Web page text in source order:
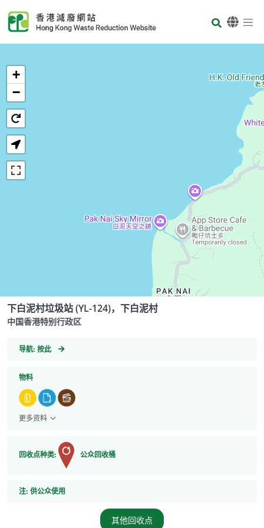
Body
+
−
下白泥村垃圾站 (YL-124)，下白泥村
中国香港特别行政区
导航: GeoCoordinates
按此
物料
更多资料
回收点种类: 公众回收桶
注: 注
供公众使用
其他回收点